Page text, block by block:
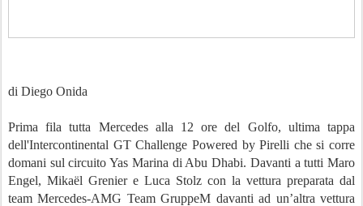
di Diego Onida
Prima fila tutta Mercedes alla 12 ore del Golfo, ultima tappa
dell'Intercontinental GT Challenge Powered by Pirelli che si corre
domani sul circuito Yas Marina di Abu Dhabi. Davanti a tutti Maro
Engel, Mikaël Grenier e Luca Stolz con la vettura preparata dal
team Mercedes-AMG Team GruppeM davanti ad un’altra vettura